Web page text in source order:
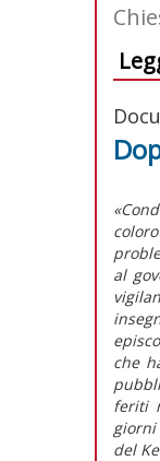
al
che
feriti
del